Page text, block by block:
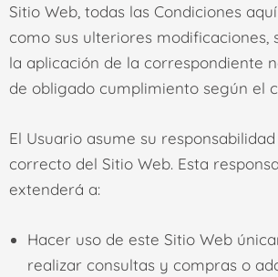
Sitio Web, todas las Condiciones
como sus ulteriores modificaciones,
la aplicación de la correspondiente
de obligado cumplimiento según el
El Usuario asume su
correcto del Sitio Web. Esta
extenderá a:
Hacer uso de este Sitio Web
realizar consultas y compras o